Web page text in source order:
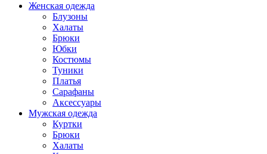
Женская одежда
Блузоны
Халаты
Брюки
Юбки
Костюмы
Туники
Платья
Сарафаны
Аксессуары
Мужская одежда
Куртки
Брюки
Халаты